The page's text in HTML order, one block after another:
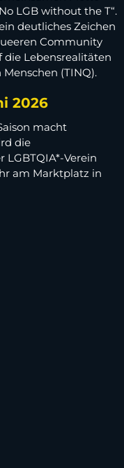
LGB without the T“.
deutliches Zeichen
Community
die Lebensrealitäten
(TINQ).
2026
macht
die
Verein
am Marktplatz in